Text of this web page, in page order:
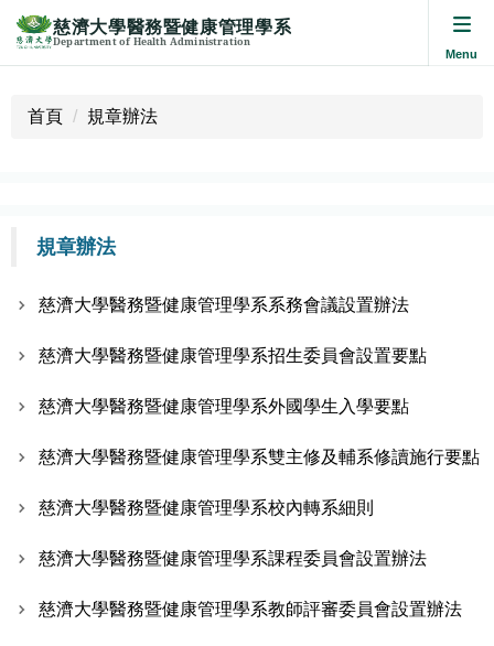
慈濟大學醫務暨健康管理學系
Department of Health Administration
首頁 規章辦法
規章辦法
慈濟大學醫務暨健康管理學系系務會議設置辦法
慈濟大學醫務暨健康管理學系招生委員會設置要點
慈濟大學醫務暨健康管理學系外國學生入學要點
慈濟大學醫務暨健康管理學系雙主修及輔系修讀施行要點
慈濟大學醫務暨健康管理學系校內轉系細則
慈濟大學醫務暨健康管理學系課程委員會設置辦法
慈濟大學醫務暨健康管理學系教師評審委員會設置辦法